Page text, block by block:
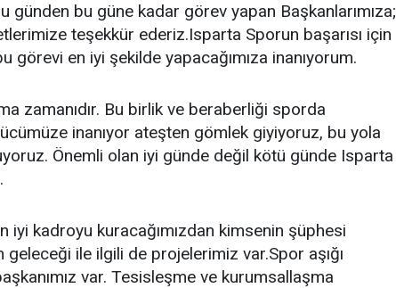
günden bu güne kadar görev yapan Başkanlarımıza;
teşekkür ederiz.Isparta Sporun başarısı için
görevi en iyi şekilde yapacağımıza inanıyorum.
zamanıdır. Bu birlik ve beraberliği sporda
inanıyor ateşten gömlek giyiyoruz, bu yola
Önemli olan iyi günde değil kötü günde Isparta
iyi kadroyu kuracağımızdan kimsenin şüphesi
geleceği ile ilgili de projelerimiz var.Spor aşığı
var. Tesisleşme ve kurumsallaşma